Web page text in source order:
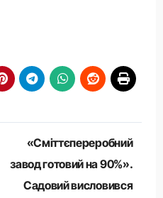
«Сміттєпереробний
завод готовий на 90%».
Садовий висловився